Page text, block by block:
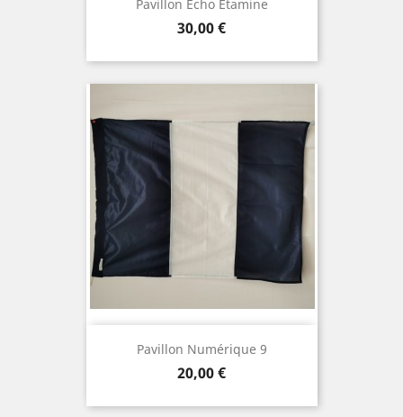
Pavillon Echo Étamine
Prix
30,00 €
Pavillon Numérique 9
Prix
20,00 €